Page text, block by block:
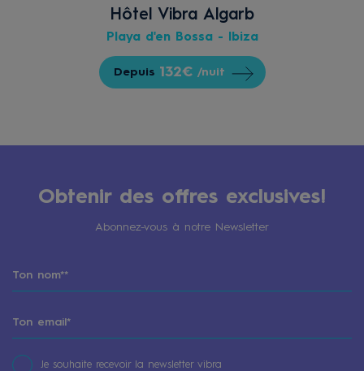
Hôtel Vibra Algarb
Playa d'en Bossa - Ibiza
Depuis 132€ /nuit
Obtenir des offres exclusives!
Abonnez-vous à notre Newsletter
Je souhaite recevoir la newsletter vibra